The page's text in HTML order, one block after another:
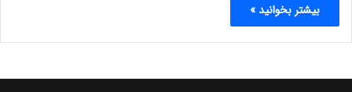
بیشتر بخوانید »